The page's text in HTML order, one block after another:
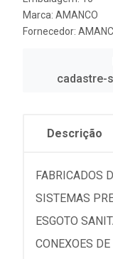
Marca: AMANCO
Fornecedor:
cadastre-
Descrição
FABRICADOS
SISTEMAS
ESGOTO
CONEXOES